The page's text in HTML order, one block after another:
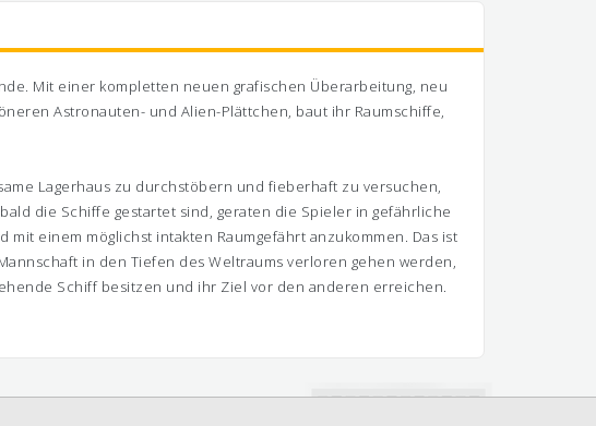
Mit einer kompletten neuen grafischen Überarbeitung, neu
Astronauten- und Alien-Plättchen, baut ihr Raumschiffe,
Lagerhaus zu durchstöbern und fieberhaft zu versuchen,
die Schiffe gestartet sind, geraten die Spieler in gefährliche
einem möglichst intakten Raumgefährt anzukommen. Das ist
in den Tiefen des Weltraums verloren gehen werden,
Schiff besitzen und ihr Ziel vor den anderen erreichen.